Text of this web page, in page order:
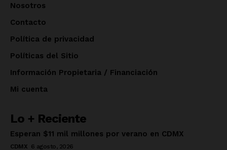
Nosotros
Contacto
Política de privacidad
Políticas del Sitio
Información Propietaria / Financiación
Mi cuenta
Lo + Reciente
Esperan $11 mil millones por verano en CDMX
CDMX 6 agosto, 2026